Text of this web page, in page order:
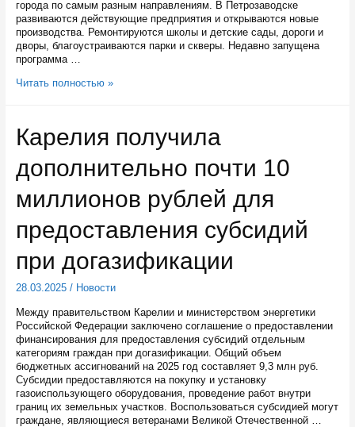
города по самым разным направлениям. В Петрозаводске
развиваются действующие предприятия и открываются новые
производства. Ремонтируются школы и детские сады, дороги и
дворы, благоустраиваются парки и скверы. Недавно запущена
программа …
Депутаты
главы
города
Читать полностью »
Карелия получила
дополнительно почти 10
миллионов рублей для
предоставления субсидий
при догазификации
28.03.2025/ Новости
Между правительством Карелии и министерством энергетики
Российской Федерации заключено соглашение о предоставлении
финансирования для предоставления субсидий отдельным
категориям граждан при догазификации. Общий объем
бюджетных ассигнований на 2025 год составляет 9,3 млн руб.
Субсидии предоставляются на покупку и установку
газоиспользующего оборудования, проведение работ внутри
границ их земельных участков. Воспользоваться субсидией могут
граждане, являющиеся ветеранами Великой Отечественной …